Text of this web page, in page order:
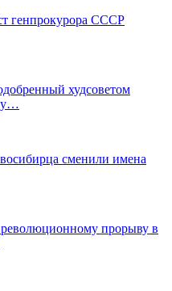
генпрокурора СССР
худсоветом
сменили имена
революционному прорыву в